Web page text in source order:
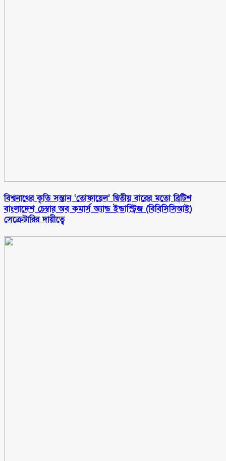
বিশ্বনাথের কৃতি সন্তান ‘তোফায়েল’ দ্বিতীয় বারের মতো ব্রিটিশ
বাংলাদেশ চেম্বার অব কমার্স অ্যান্ড ইন্ডাস্ট্রিজ (বিবিসিসিআই)
সেক্রেটারির দায়ীত্বে